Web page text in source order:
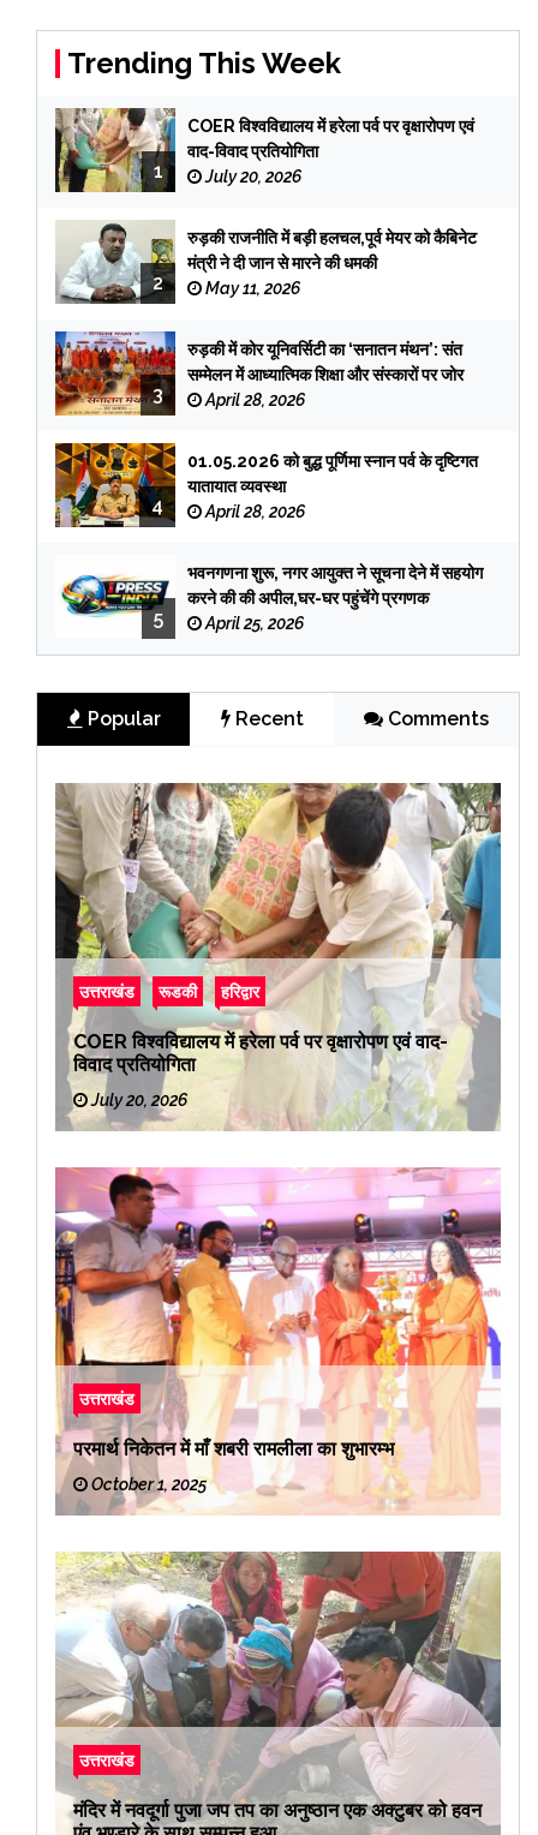
Trending This Week
1
COER विश्वविद्यालय में हरेला पर्व पर वृक्षारोपण एवं
वाद-विवाद प्रतियोगिता
July 20, 2026
2
रुड़की राजनीति में बड़ी हलचल,पूर्व मेयर को कैबिनेट
मंत्री ने दी जान से मारने की धमकी
May 11, 2026
3
रुड़की में कोर यूनिवर्सिटी का ‘सनातन मंथन’: संत
सम्मेलन में आध्यात्मिक शिक्षा और संस्कारों पर जोर
April 28, 2026
4
01.05.2026 को बुद्ध पूर्णिमा स्नान पर्व के दृष्टिगत
यातायात व्यवस्था
April 28, 2026
5
भवनगणना शुरू, नगर आयुक्त ने सूचना देने में सहयोग
करने की की अपील,घर-घर पहुंचेंगे प्रगणक
April 25, 2026
Popular Recent Comments
उत्तराखंड रूडकी हरिद्वार
COER विश्वविद्यालय में हरेला पर्व पर वृक्षारोपण एवं वाद-
विवाद प्रतियोगिता
July 20, 2026
उत्तराखंड
परमार्थ निकेतन में माँ शबरी रामलीला का शुभारम्भ
October 1, 2025
उत्तराखंड
मंदिर में नवदूर्गा पुजा जप तप का अनुष्ठान एक अक्टुबर को हवन